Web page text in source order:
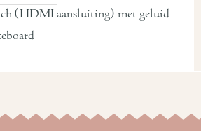
(HDMI aansluiting) met geluid